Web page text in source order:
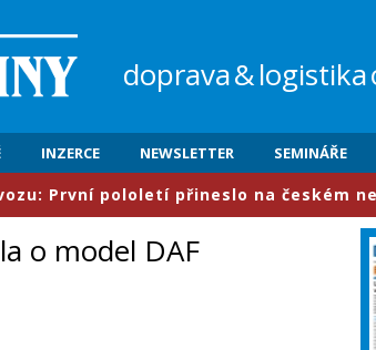
doprava&logistika
INZERCE NEWSLETTER SEMINÁŘE
pololetí přineslo na českém nebi
o model DAF